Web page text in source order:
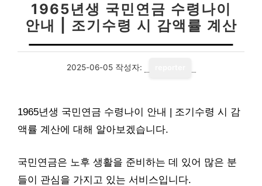
1965년생 국민연금 수령나이
안내 | 조기수령 시 감액률 계산
2025-06-05 작성자:
1965년생 국민연금 수령나이 안내 | 조기수령 시 감
액률 계산에 대해 알아보겠습니다.
국민연금은 노후 생활을 준비하는 데 있어 많은 분
들이 관심을 가지고 있는 서비스입니다.